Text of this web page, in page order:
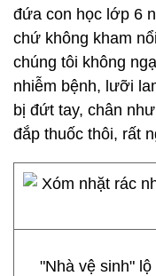
đứa con học lớp 6
chứ không kham
chúng tôi không
nhiễm bệnh, lưỡi
bị đứt tay, chân
đắp thuốc thôi, rất
"Nhà vệ sinh"